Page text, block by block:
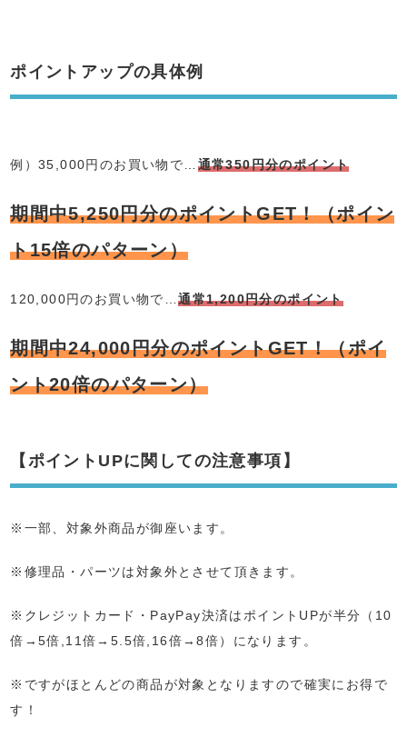
ポイントアップの具体例
例）35,000円のお買い物で… 通常350円分のポイント
期間中5,250円分のポイントGET！（ポイン
ト15倍のパターン）
120,000円のお買い物で…通常1,200円分のポイント
期間中24,000円分のポイントGET！（ポイ
ント20倍のパターン）
【ポイントUPに関しての注意事項】
※一部、対象外商品が御座います。
※修理品・パーツは対象外とさせて頂きます。
※クレジットカード・PayPay決済はポイントUPが半分（10
倍→5倍,11倍→5.5倍,16倍→8倍）になります。
※ですがほとんどの商品が対象となりますので確実にお得で
す！